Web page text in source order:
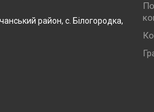
район, с. Білогородка,